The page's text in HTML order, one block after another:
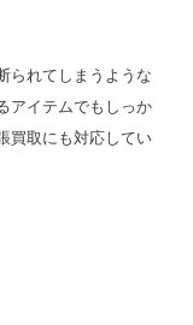
られてしまうような
アイテムでもしっか
買取にも対応してい